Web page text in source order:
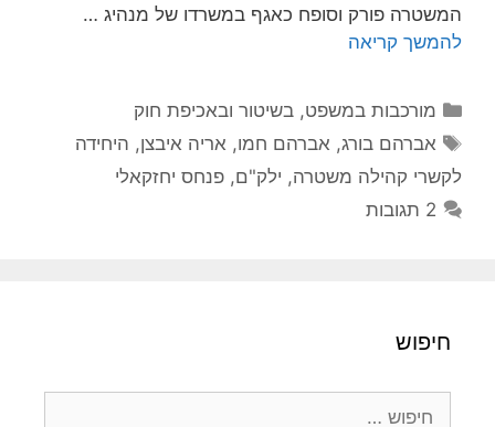
המשטרה פורק וסופח כאגף במשרדו של מנהיג …
להמשך קריאה
קטגוריות
מורכבות במשפט, בשיטור ובאכיפת חוק
תגיות
אברהם בורג, אברהם חמו, אריה איבצן, היחידה
לקשרי קהילה משטרה, ילק"ם, פנחס יחזקאלי
2 תגובות
חיפוש